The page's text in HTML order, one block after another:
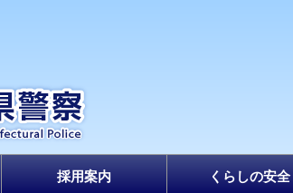
採用案内 くらしの安全